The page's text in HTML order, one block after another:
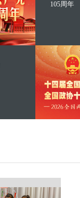
105周年